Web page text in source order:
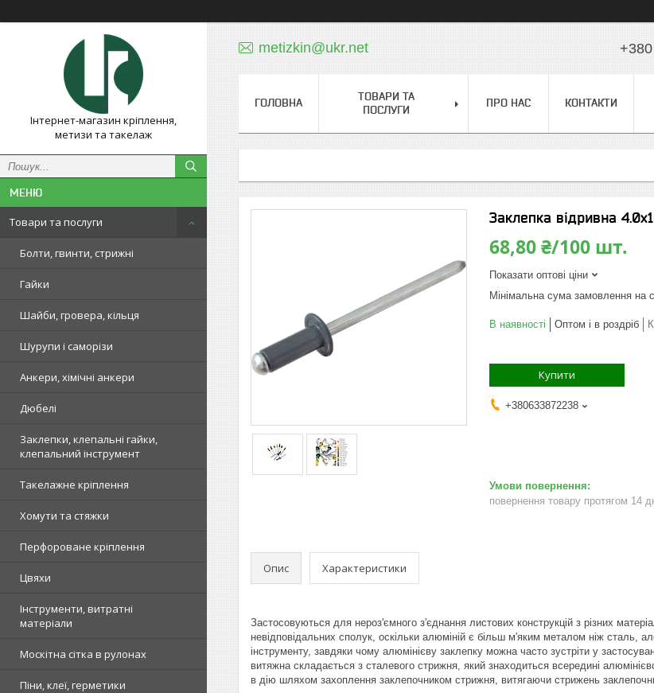
Інтернет-магазин кріплення,
метизи та такелаж
Товари та послуги
Болти, гвинти, стрижні
Гайки
Шайби, гровера, кільця
Шурупи і саморізи
Анкери, хімічні анкери
Дюбелі
Заклепки, клепальні гайки,
клепальний інструмент
Такелажне кріплення
Хомути та стяжки
Перфороване кріплення
Цвяхи
Інструменти, витратні
матеріали
Москітна сітка в рулонах
Піни, клеї, герметики
metizkin@ukr.net
ГОЛОВНА
ТОВАРИ ТА
ПОСЛУГИ
ПРО НАС КОНТАКТИ
Заклепка відривна
68,80 ₴/100 шт.
Показати оптові ціни
Мінімальна сума замовлення на
В наявності Оптом і в роздріб
Купити
+380633872238
повернення товару протягом 14
Опис Характеристики
Застосовуються для нероз'ємного з'єднання листових конструкцій з різних
невідповідальних сполук, оскільки алюміній є більш м'яким металом ніж сталь,
інструменту, завдяки чому алюмінієву заклепку можна часто зустріти у
витяжна складається з сталевого стрижня, який знаходиться всередині
в дію шляхом захоплення заклепочником стрижня, витягаючи стрижень